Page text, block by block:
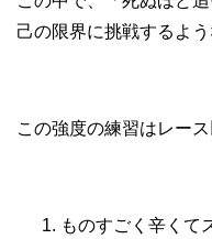
己の限界に挑戦するよう
この強度の練習はレー
ものすごく辛くて